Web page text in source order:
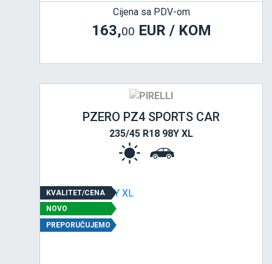
Cijena sa PDV-om
163,00 EUR / KOM
PZERO PZ4 SPORTS CAR
235/45 R18 98Y XL
KVALITET/CENA
NOVO
PREPORUČUJEMO